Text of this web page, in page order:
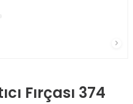
Fırçası 374